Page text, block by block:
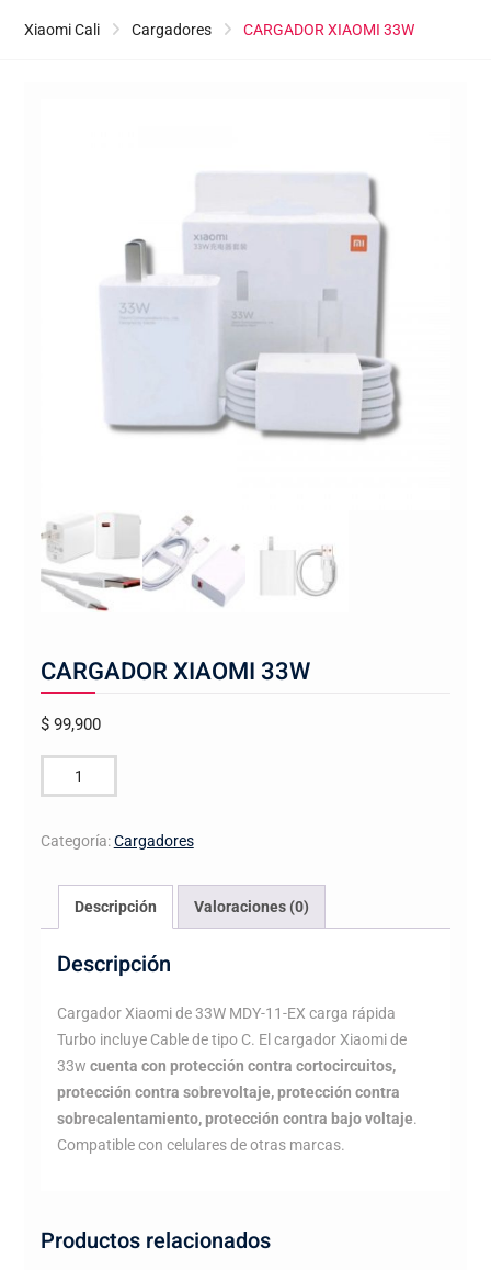
Xiaomi Cali Cargadores CARGADOR XIAOMI 33W
CARGADOR XIAOMI 33W
$99,900
CARGADOR
XIAOMI
cantidad
Categoría:Cargadores
Descripción Valoraciones (0)
Descripción
Cargador Xiaomi de 33W MDY-11-EX carga rápida
Turbo incluye Cable de tipo C. El cargador Xiaomi de
33w cuenta con protección contra cortocircuitos,
protección contra sobrevoltaje, protección contra
sobrecalentamiento, protección contra bajo voltaje.
Compatible con celulares de otras marcas.
Productos relacionados